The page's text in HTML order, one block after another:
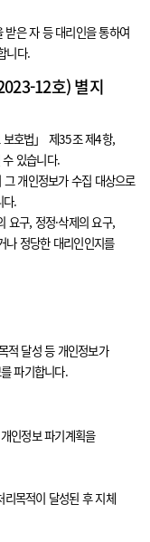
받은 자 등 대리인을 통하여
니다.
12호) 별지
보호법」 제35조 제4항,
있습니다.
개인정보가 수집 대상으로
다.
요구, 정정·삭제의 요구,
나 정당한 대리인인지를
적 달성 등 개인정보가
파기합니다.
인정보 파기계획을
목적이 달성된 후 지체